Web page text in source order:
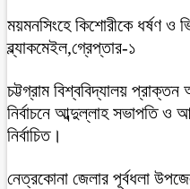
ময়মনসিংহে কিশোরীকে ধর্ষণ ও
ব্ল্যাকমেইল,গ্রেপ্তার-১
চট্টগ্রাম বিশ্ববিদ্যালয়
নির্বাচনে আব্দুল্লাহ সভাপতি
নির্বাচিত।
নেত্রকোনা জেলার পূর্বধলা